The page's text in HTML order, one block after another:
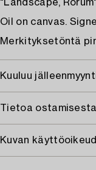
"Landscape, Rörum"
Oil on canvas.
Merkityksetöntä
Kuuluu
Tietoa ostamisesta
Kuvan